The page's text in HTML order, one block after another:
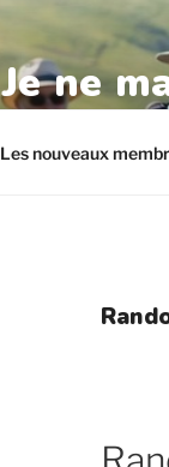
Je ne
Les nouveaux